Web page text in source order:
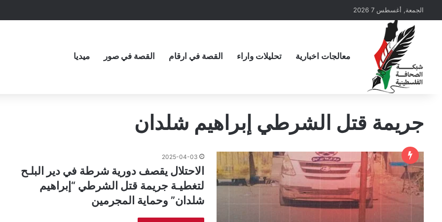
الجمعة, أغسطس 7 2026
معالجات اخبارية تحليلات واراء القصة في ارقام القصة في صور ميديا
جريمة قتل الشرطي إبراهيم شلدان
2025-04-03
الاحتلال يقصف دورية شرطة في دير البلـح
لتغطيـة جريمة قتل الشرطي “إبراهيم
شلدان” وحماية المجرمين